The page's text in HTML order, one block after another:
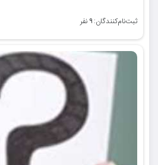
ثبت‌نام‌کنندگان:۹ نفر